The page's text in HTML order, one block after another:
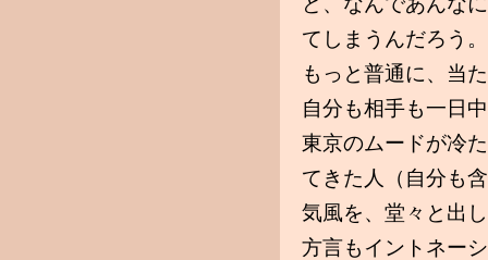
てしまうんだろう。
もっと普通に、当
自分も相手も一日
東京のムードが冷
てきた人（自分も
気風を、堂々と出
方言もイントネー